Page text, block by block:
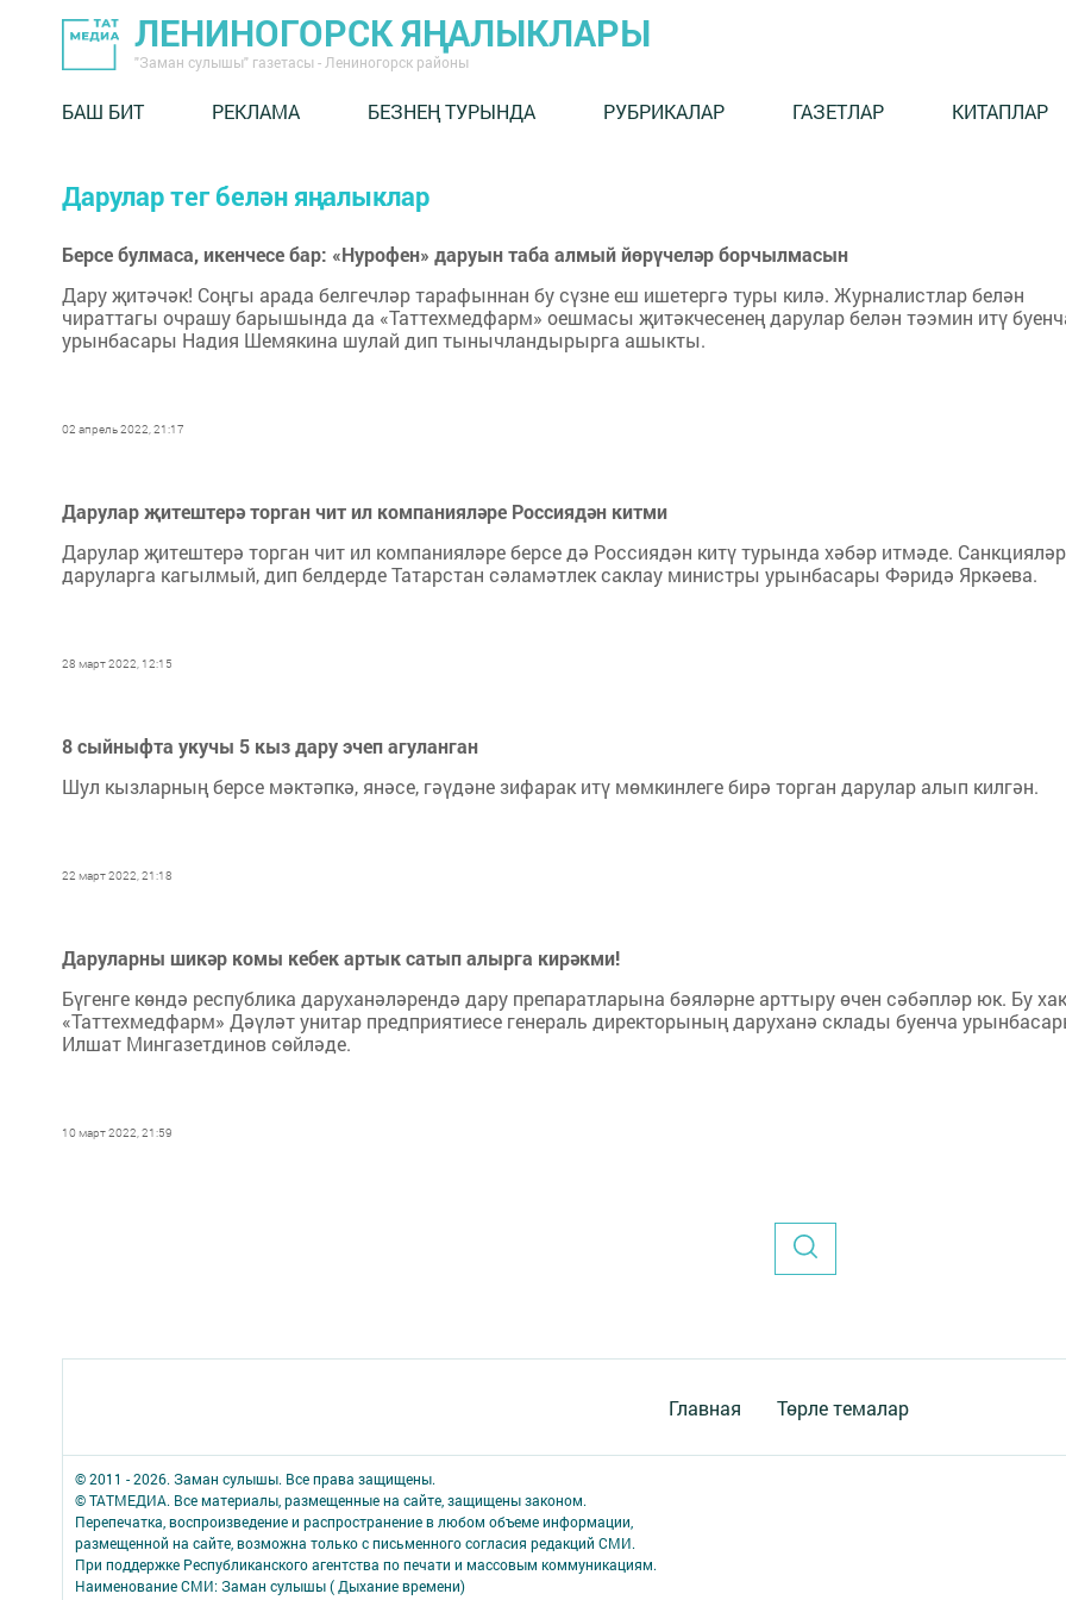
ЛЕНИНОГОРСК ЯҢАЛЫКЛАРЫ
"Заман сулышы" газетасы - Лениногорск районы
БАШ БИТ РЕКЛАМА БЕЗНЕҢ ТУРЫНДА РУБРИКАЛАР ГАЗЕТЛАР КИТАПЛАР
Дарулар тег белән яңалыклар
Берсе булмаса, икенчесе бар: «Нурофен» даруын таба алмый йөрүчеләр борчылмасын
Дару җитәчәк! Соңгы арада белгечләр тарафыннан бу сүзне еш ишетергә туры килә. Журналистлар белән
чираттагы очрашу барышында да «Таттехмедфарм» оешмасы җитәкчесенең дарулар белән тәэмин итү
урынбасары Надия Шемякина шулай дип тынычландырырга ашыкты.
02 апрель 2022, 21:17
Дарулар җитештерә торган чит ил компанияләре Россиядән китми
Дарулар җитештерә торган чит ил компанияләре берсе дә Россиядән китү турында хәбәр итмәде. Санкцияләр
даруларга кагылмый, дип белдерде Татарстан сәламәтлек саклау министры урынбасары Фәридә Яркәева.
28 март 2022, 12:15
8 сыйныфта укучы 5 кыз дару эчеп агуланган
Шул кызларның берсе мәктәпкә, янәсе, гәүдәне зифарак итү мөмкинлеге бирә торган дарулар алып килгән.
22 март 2022, 21:18
Даруларны шикәр комы кебек артык сатып алырга кирәкми!
Бүгенге көндә республика даруханәләрендә дару препаратларына бәяләрне арттыру өчен сәбәпләр юк. Бу
«Таттехмедфарм» Дәүләт унитар предприятиесе генераль директорының даруханә склады буенча
Илшат Мингазетдинов сөйләде.
10 март 2022, 21:59
Главная Төрле темалар
© 2011 - 2026. Заман сулышы. Все права защищены.
© ТАТМЕДИА. Все материалы, размещенные на сайте, защищены законом.
Перепечатка, воспроизведение и распространение в любом объеме информации,
размещенной на сайте, возможна только с письменного согласия редакций СМИ.
При поддержке Республиканского агентства по печати и массовым коммуникациям.
Наименование СМИ: Заман сулышы ( Дыхание времени)